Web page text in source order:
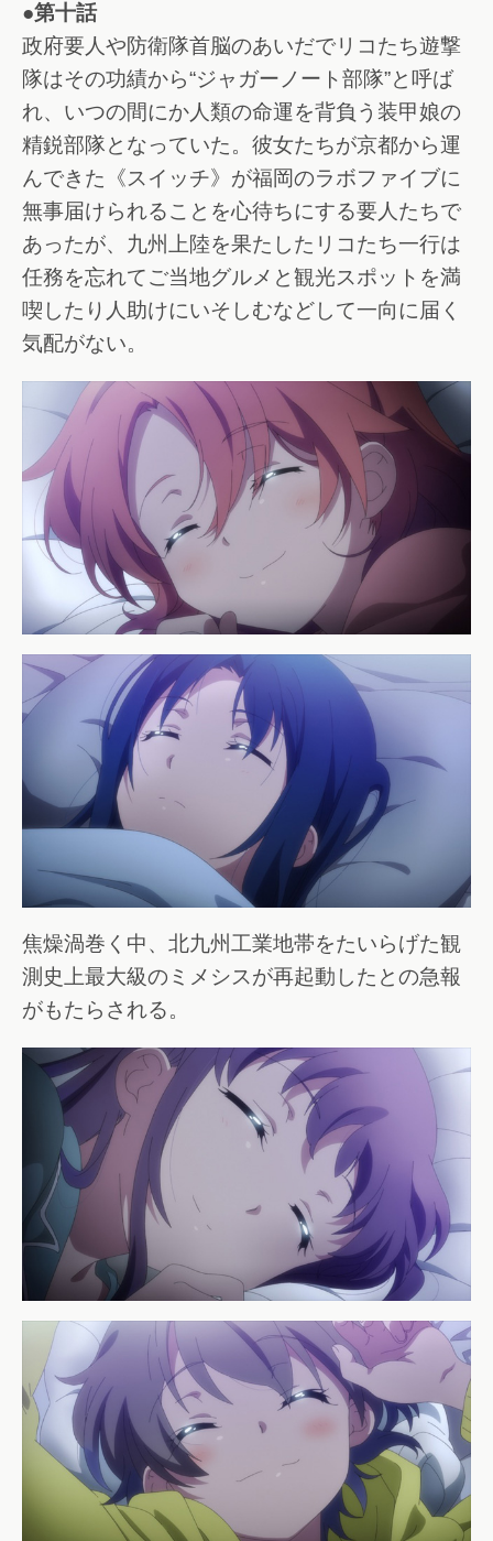
●第十話
政府要人や防衛隊首脳のあいだでリコたち遊撃
隊はその功績から“ジャガーノート部隊”と呼ば
れ、いつの間にか人類の命運を背負う装甲娘の
精鋭部隊となっていた。彼女たちが京都から運
んできた《スイッチ》が福岡のラボファイブに
無事届けられることを心待ちにする要人たちで
あったが、九州上陸を果たしたリコたち一行は
任務を忘れてご当地グルメと観光スポットを満
喫したり人助けにいそしむなどして一向に届く
気配がない。
焦燥渦巻く中、北九州工業地帯をたいらげた観
測史上最大級のミメシスが再起動したとの急報
がもたらされる。